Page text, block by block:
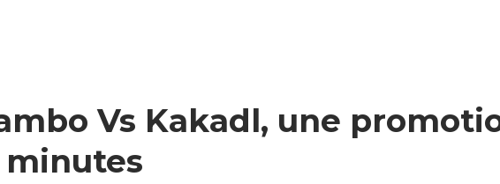
Vs Kakadl, une
minutes